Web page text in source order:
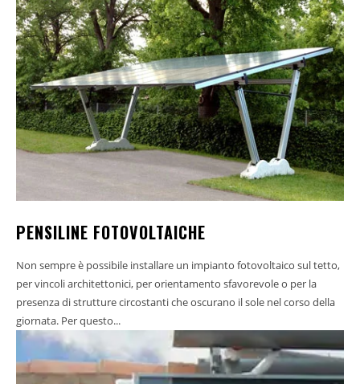
PENSILINE FOTOVOLTAICHE
Non sempre è possibile installare un impianto fotovoltaico sul tetto,
per vincoli architettonici, per orientamento sfavorevole o per la
presenza di strutture circostanti che oscurano il sole nel corso della
giornata. Per questo...